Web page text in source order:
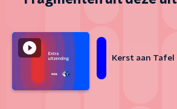
Kerst aan Tafel